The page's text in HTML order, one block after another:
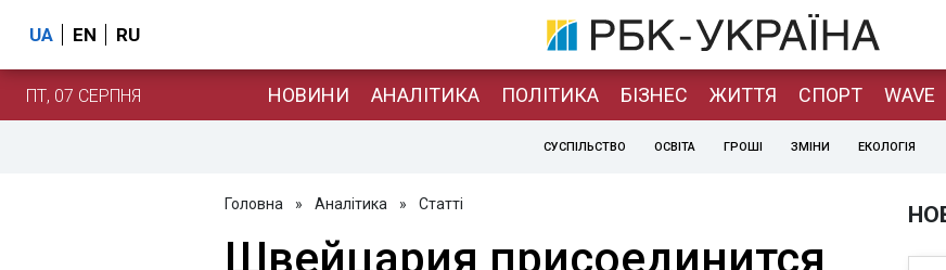
UA EN RU
ПТ, 07 СЕРПНЯ НОВИНИ АНАЛІТИКА ПОЛІТИКА БІЗНЕС ЖИТТЯ СПОРТ WAVE
СУСПІЛЬСТВО ОСВІТА ГРОШІ ЗМІНИ ЕКОЛОГІЯ
Головна » Аналітика » Статті
Швейцария присоединится